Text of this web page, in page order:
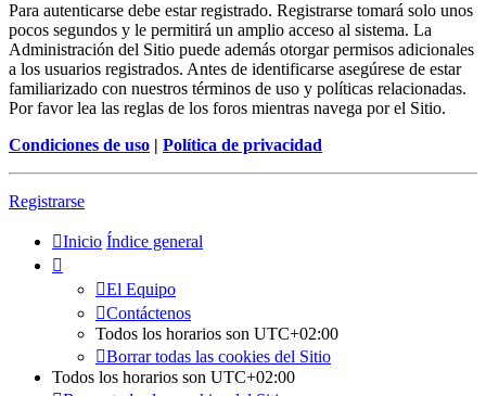
Para autenticarse debe estar registrado. Registrarse tomará solo unos
pocos segundos y le permitirá un amplio acceso al sistema. La
Administración del Sitio puede además otorgar permisos adicionales
a los usuarios registrados. Antes de identificarse asegúrese de estar
familiarizado con nuestros términos de uso y políticas relacionadas.
Por favor lea las reglas de los foros mientras navega por el Sitio.
Condiciones de uso | Política de privacidad
Registrarse
Inicio Índice general
El Equipo
Contáctenos
Todos los horarios son UTC+02:00
Borrar todas las cookies del Sitio
Todos los horarios son UTC+02:00